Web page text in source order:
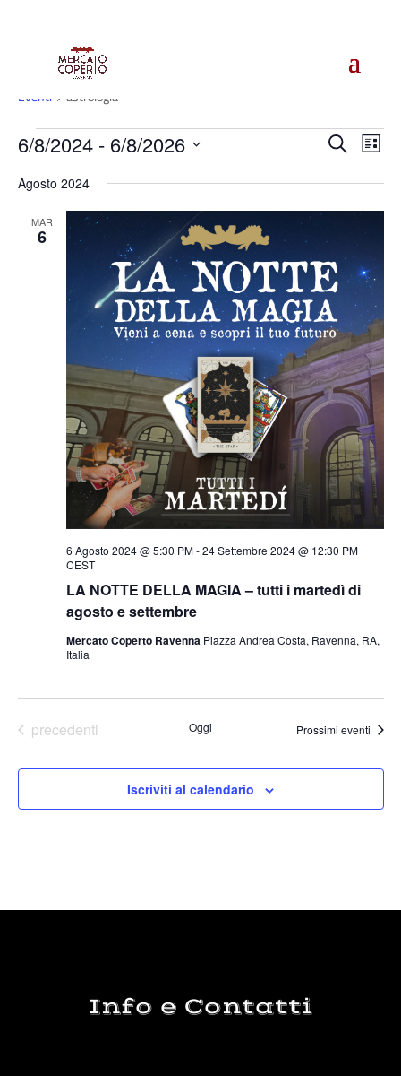
astrologia
Eventi astrologia
Eventi
e
Cerca Lista
6/8/2024 - 6/8/2026
la
data.
Agosto 2024
MAR
6
LA NOTTE DELLA MAGIA – tutti i martedì di
agosto e settembre
6 Agosto 2024 @ 5:30 PM-24 Settembre 2024 @ 12:30 PM
CEST
Mercato Coperto Ravenna Piazza Andrea Costa, Ravenna, RA,
Italia
Eventi
precedenti Oggi Prossimi eventi
Iscriviti al calendario
Info e Contatti